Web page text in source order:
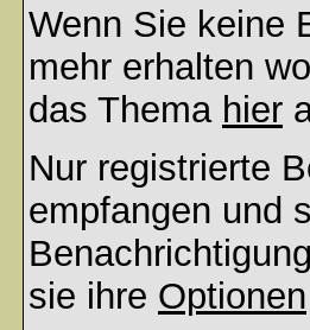
Wenn Sie keine
mehr erhalten
das Thema hier
Nur registrierte
empfangen und
sie ihre Optionen